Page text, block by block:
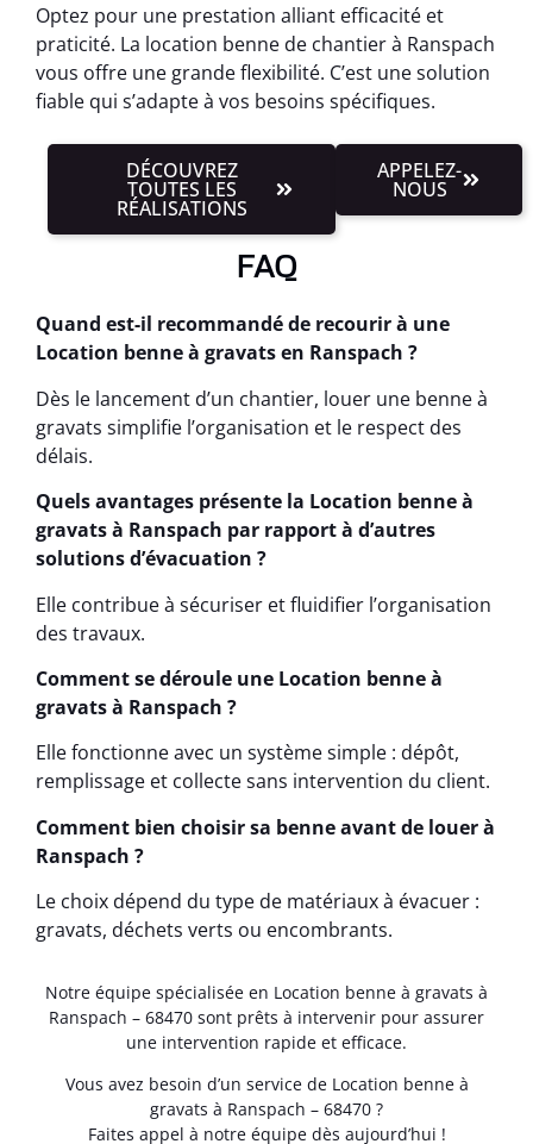
Optez pour une prestation alliant efficacité et
praticité. La location benne de chantier à Ranspach
vous offre une grande flexibilité. C’est une solution
fiable qui s’adapte à vos besoins spécifiques.
DÉCOUVREZ
TOUTES LES
RÉALISATIONS
APPELEZ-
NOUS
FAQ
Quand est-il recommandé de recourir à une
Location benne à gravats en Ranspach ?
Dès le lancement d’un chantier, louer une benne à
gravats simplifie l’organisation et le respect des
délais.
Quels avantages présente la Location benne à
gravats à Ranspach par rapport à d’autres
solutions d’évacuation ?
Elle contribue à sécuriser et fluidifier l’organisation
des travaux.
Comment se déroule une Location benne à
gravats à Ranspach ?
Elle fonctionne avec un système simple : dépôt,
remplissage et collecte sans intervention du client.
Comment bien choisir sa benne avant de louer à
Ranspach ?
Le choix dépend du type de matériaux à évacuer :
gravats, déchets verts ou encombrants.
Notre équipe spécialisée en Location benne à gravats à
Ranspach – 68470 sont prêts à intervenir pour assurer
une intervention rapide et efficace.
Vous avez besoin d’un service de Location benne à
gravats à Ranspach – 68470 ?
Faites appel à notre équipe dès aujourd’hui !